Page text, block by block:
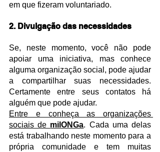
em que fizeram voluntariado.
2. Divulgação das necessidades
Se, neste momento, você não pode
apoiar uma iniciativa, mas conhece
alguma organização social, pode ajudar
a compartilhar suas necessidades.
Certamente entre seus contatos há
alguém que pode ajudar.
Entre e conheça as organizações
sociais de milONGa. Cada uma delas
está trabalhando neste momento para a
própria comunidade e tem muitas